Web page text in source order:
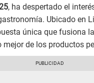
, ha despertado el
Ubicado en
única que fusiona
mejor de los productos